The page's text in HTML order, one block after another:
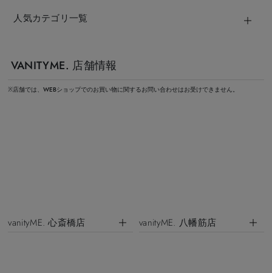
人気カテゴリ一覧
VANITYME. 店舗情報
※店舗では、WEBショップでのお買い物に関するお問い合わせはお受けできません。
vanityME. 心斎橋店 vanityME. 八幡筋店